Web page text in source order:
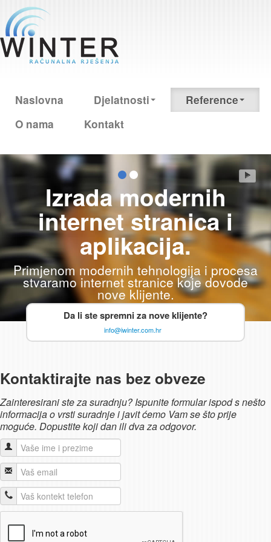
Naslovna Djelatnosti
Reference
O nama
Kontakt
Izrada modernih
internet stranica i
aplikacija.
Primjenom modernih tehnologija i procesa
stvaramo internet stranice koje dovode
nove klijente.
Da li ste spremni za nove klijente?
info@iwinter.com.hr
Kontaktirajte nas bez obveze
Zainteresirani ste za suradnju? Ispunite formular ispod s nešto
informacija o vrsti suradnje i javit ćemo Vam se što prije
moguće. Dopustite koji dan ili dva za odgovor.